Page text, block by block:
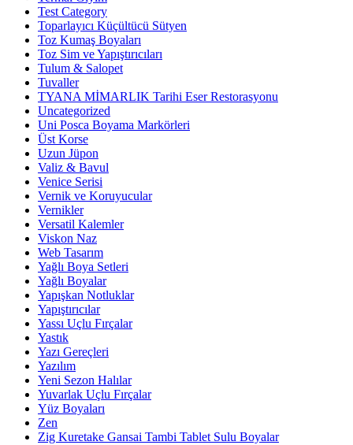
Test Category
Toparlayıcı Küçültücü Sütyen
Toz Kumaş Boyaları
Toz Sim ve Yapıştırıcıları
Tulum & Salopet
Tuvaller
TYANA MİMARLIK Tarihi Eser Restorasyonu
Uncategorized
Uni Posca Boyama Markörleri
Üst Korse
Uzun Jüpon
Valiz & Bavul
Venice Serisi
Vernik ve Koruyucular
Vernikler
Versatil Kalemler
Viskon Naz
Web Tasarım
Yağlı Boya Setleri
Yağlı Boyalar
Yapışkan Notluklar
Yapıştırıcılar
Yassı Uçlu Fırçalar
Yastık
Yazı Gereçleri
Yazılım
Yeni Sezon Halılar
Yuvarlak Uçlu Fırçalar
Yüz Boyaları
Zen
​Zig Kuretake Gansai Tambi Tablet Sulu Boyalar